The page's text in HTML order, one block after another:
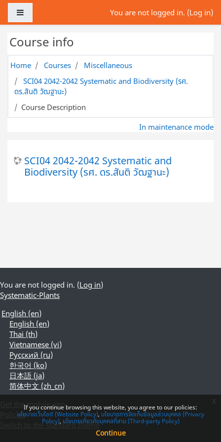
Skip to main content
You are not logged in. (Log in)
Course info
Home Courses
Miscellaneous
SCI04 2042-2042 Systematic and Biodiversity (รศ.
ดร.สันติ วัฒฐานะ)
Course Description
In maintenance mode
SCI04 2042-2042 Systematic and
Biodiversity (รศ. ดร.สันติ วัฒฐานะ)
You are not logged in. (Log in)
Systematic-Plants
English ‎(en)‎
English ‎(en)‎
Thai ‎(th)‎
Vietnamese ‎(vi)‎
Русский ‎(ru)‎
한국어 ‎(ko)‎
日本語 ‎(ja)‎
简体中文 ‎(zh_cn)‎
Get the mobile app
Policies
Switch to the standard theme
If you continue browsing this website, you agree to our policies:
นโยบายเว็บไซต์ (Website Policy) นโยบายการจัดเก็บข้อมูลส่วนบุคคล (Privacy
Policy) นโยบายเกี่ยวกับบุคคลที่สาม (Third-party Policy)
Continue
x